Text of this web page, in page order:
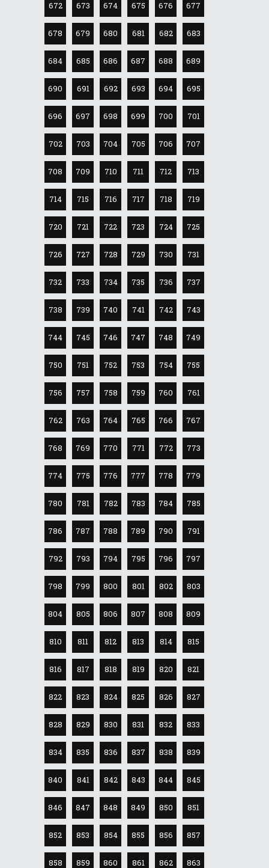
672 673 674 675 676 677
678 679 680 681 682 683
684 685 686 687 688 689
690 691 692 693 694 695
696 697 698 699 700 701
702 703 704 705 706 707
708 709 710 711 712 713
714 715 716 717 718 719
720 721 722 723 724 725
726 727 728 729 730 731
732 733 734 735 736 737
738 739 740 741 742 743
744 745 746 747 748 749
750 751 752 753 754 755
756 757 758 759 760 761
762 763 764 765 766 767
768 769 770 771 772 773
774 775 776 777 778 779
780 781 782 783 784 785
786 787 788 789 790 791
792 793 794 795 796 797
798 799 800 801 802 803
804 805 806 807 808 809
810 811 812 813 814 815
816 817 818 819 820 821
822 823 824 825 826 827
828 829 830 831 832 833
834 835 836 837 838 839
840 841 842 843 844 845
846 847 848 849 850 851
852 853 854 855 856 857
858 859 860 861 862 863